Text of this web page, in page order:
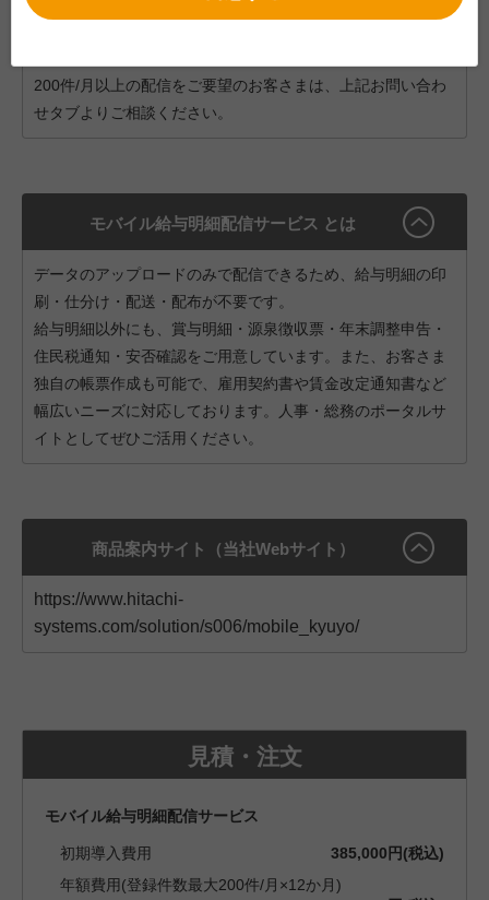
200件/月以上の配信をご要望のお客さまは、上記お問い合わ
せタブよりご相談ください。
モバイル給与明細配信サービス とは
データのアップロードのみで配信できるため、給与明細の印
刷・仕分け・配送・配布が不要です。
給与明細以外にも、賞与明細・源泉徴収票・年末調整申告・
住民税通知・安否確認をご用意しています。また、お客さま
独自の帳票作成も可能で、雇用契約書や賃金改定通知書など
幅広いニーズに対応しております。人事・総務のポータルサ
イトとしてぜひご活用ください。
商品案内サイト（当社Webサイト）
https://www.hitachi-
systems.com/solution/s006/mobile_kyuyo/
見積・注文
モバイル給与明細配信サービス
初期導入費用
385,000円(税込)
年額費用(登録件数最大200件/月×12か月)